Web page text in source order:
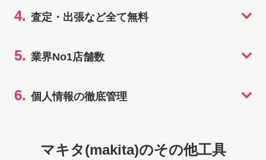
4. 査定・出張など全て無料
5. 業界No1店舗数
6. 個人情報の徹底管理
マキタ(makita)のその他工具